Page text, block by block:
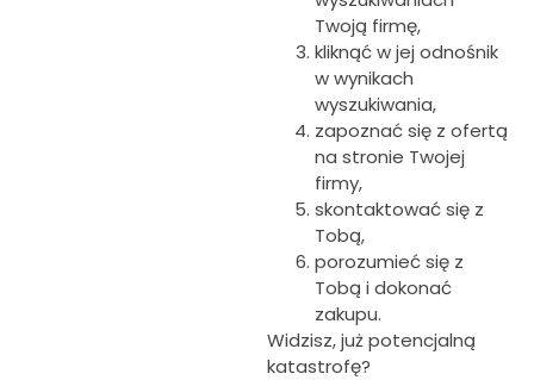
Twoją firmę,
kliknąć w jej odnośnik
w wynikach
wyszukiwania,
zapoznać się z ofertą
na stronie Twojej
firmy,
skontaktować się z
Tobą,
porozumieć się z
Tobą i dokonać
zakupu.
Widzisz, już potencjalną
katastrofę?